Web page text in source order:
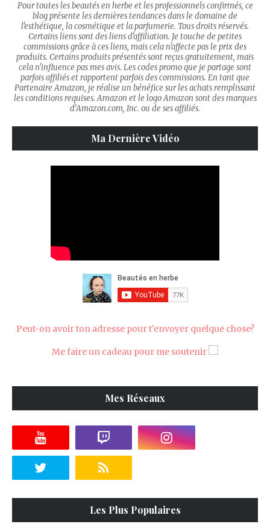
Pour toutes les beautés en herbe et les professionnels confirmés, ce
blog présente les dernières tendances dans le domaine de
l'esthétique, la cosmétique et la parfumerie. Tous droits réservés.
Certains liens sont des liens d'affiliation. Je touche de petites
commissions grâce à ces liens, mais cela n'affecte pas le prix des
produits. Certains produits présentés sont reçus gratuitement, mais
cela n'influence pas mes avis. Les codes promo que je partage sont
parfois affiliés et rapportent parfois des commissions. En tant que
Partenaire Amazon, je réalise un bénéfice sur les achats remplissant
les conditions requises. Amazon et le logo Amazon sont des marques
d’Amazon.com, Inc. ou de ses affiliés.
Ma Dernière Vidéo
Peut-on avoir ton adresse pour t'envoyer quelque chose?
Me faire un cadeau pour me soutenir
Mes Réseaux
Les Plus Populaires